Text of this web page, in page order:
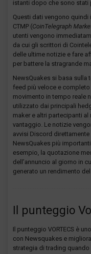
istanti dopo che sono stati
Questi dati vengono
CTMP (CoinTelegraph
utenti vengono
da cui gli scrittori di
delle ultime notizie e fare
per battere la stragrande
NewsQuakes si basa sulla
feed più veloce e
movimento in tempo reale
utilizzato dai principali
maker e altri partecipanti
vantaggio. Le notizie
avvisi Discord
NewsQuakes più
esempio, la quotazione
dell’annuncio al giorno in
generato un rendimento del
Il punteggio
Il punteggio VORTECS è
con Newsquakes e
strategia di trading quando